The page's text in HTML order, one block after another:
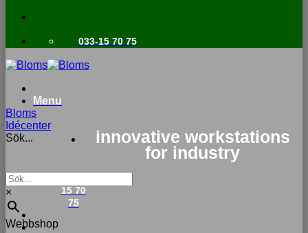
033-15 70 75
Menu
innovative workstations
for industry
15 70
75
Bloms
Idécenter
Sök...
×
Webbshop